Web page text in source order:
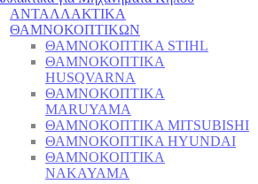
ΑΝΤΑΛΛΑΚΤΙΚΑ
ΘΑΜΝΟΚΟΠΤΙΚΩΝ
ΘΑΜΝΟΚΟΠΤΙΚΑ STIHL
ΘΑΜΝΟΚΟΠΤΙΚΑ
HUSQVARNA
ΘΑΜΝΟΚΟΠΤΙΚΑ
MARUYAMA
ΘΑΜΝΟΚΟΠΤΙΚΑ MITSUBISHI
ΘΑΜΝΟΚΟΠΤΙΚΑ HYUNDAI
ΘΑΜΝΟΚΟΠΤΙΚΑ
NAKAYAMA